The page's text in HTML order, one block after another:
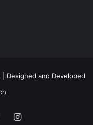
Designed and Developed
Instagram